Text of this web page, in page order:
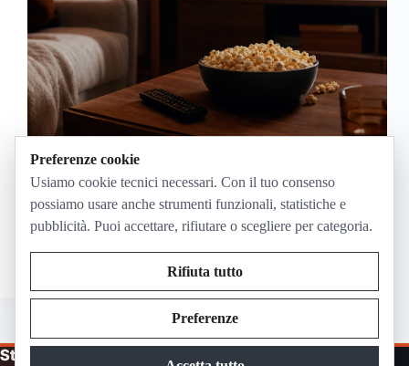
Indiana Jones e il Quadrante del Destino va in onda
mercoledì 27 maggio 2026 in prima serata su Canale
5. Per seguirlo in streaming si può usare la diretta
ufficiale di Canale 5 su Mediaset Infinity; la
Streaming in Diretta
Preferenze cookie
Usiamo cookie tecnici necessari. Con il tuo consenso
possiamo usare anche strumenti funzionali, statistiche e
pubblicità. Puoi accettare, rifiutare o scegliere per categoria.
Rifiuta tutto
Preferenze